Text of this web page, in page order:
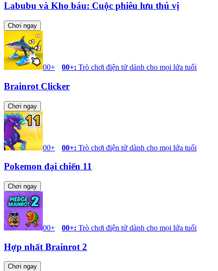
Labubu và Kho báu: Cuộc phiêu lưu thú vị
Chơi ngay
00+ 00+: Trò chơi điện tử dành cho mọi lứa tuổi
Brainrot Clicker
Chơi ngay
00+ 00+: Trò chơi điện tử dành cho mọi lứa tuổi
Pokemon đại chiến 11
Chơi ngay
00+ 00+: Trò chơi điện tử dành cho mọi lứa tuổi
Hợp nhất Brainrot 2
Chơi ngay